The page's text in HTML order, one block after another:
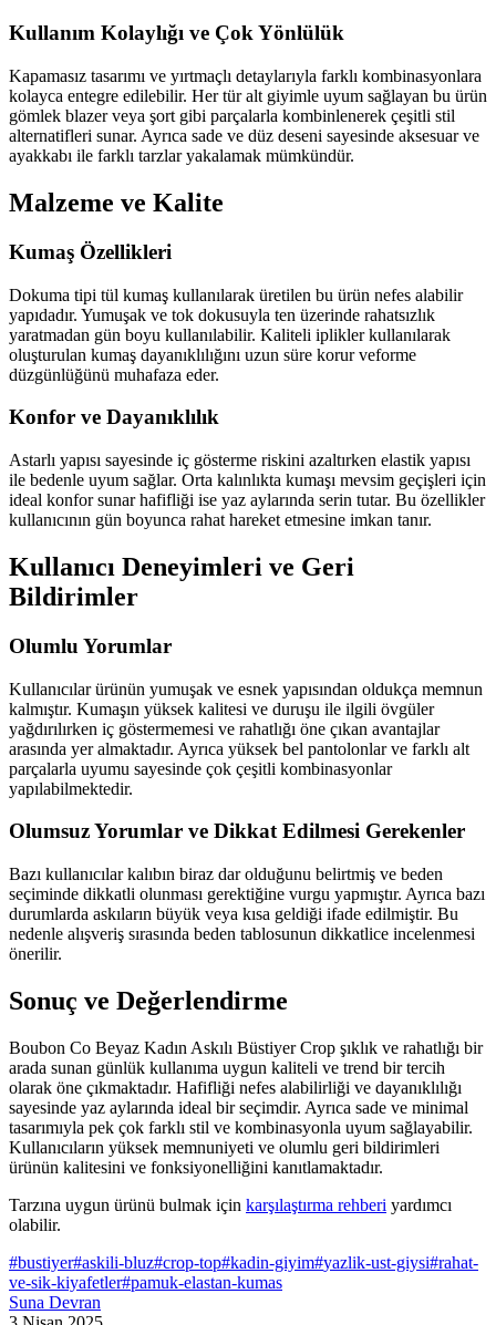
Kullanım Kolaylığı ve Çok Yönlülük
Kapamasız tasarımı ve yırtmaçlı detaylarıyla farklı kombinasyonlara
kolayca entegre edilebilir. Her tür alt giyimle uyum sağlayan bu ürün
gömlek blazer veya şort gibi parçalarla kombinlenerek çeşitli stil
alternatifleri sunar. Ayrıca sade ve düz deseni sayesinde aksesuar ve
ayakkabı ile farklı tarzlar yakalamak mümkündür.
Malzeme ve Kalite
Kumaş Özellikleri
Dokuma tipi tül kumaş kullanılarak üretilen bu ürün nefes alabilir
yapıdadır. Yumuşak ve tok dokusuyla ten üzerinde rahatsızlık
yaratmadan gün boyu kullanılabilir. Kaliteli iplikler kullanılarak
oluşturulan kumaş dayanıklılığını uzun süre korur veforme
düzgünlüğünü muhafaza eder.
Konfor ve Dayanıklılık
Astarlı yapısı sayesinde iç gösterme riskini azaltırken elastik yapısı
ile bedenle uyum sağlar. Orta kalınlıkta kumaşı mevsim geçişleri için
ideal konfor sunar hafifliği ise yaz aylarında serin tutar. Bu özellikler
kullanıcının gün boyunca rahat hareket etmesine imkan tanır.
Kullanıcı Deneyimleri ve Geri
Bildirimler
Olumlu Yorumlar
Kullanıcılar ürünün yumuşak ve esnek yapısından oldukça memnun
kalmıştır. Kumaşın yüksek kalitesi ve duruşu ile ilgili övgüler
yağdırılırken iç göstermemesi ve rahatlığı öne çıkan avantajlar
arasında yer almaktadır. Ayrıca yüksek bel pantolonlar ve farklı alt
parçalarla uyumu sayesinde çok çeşitli kombinasyonlar
yapılabilmektedir.
Olumsuz Yorumlar ve Dikkat Edilmesi Gerekenler
Bazı kullanıcılar kalıbın biraz dar olduğunu belirtmiş ve beden
seçiminde dikkatli olunması gerektiğine vurgu yapmıştır. Ayrıca bazı
durumlarda askıların büyük veya kısa geldiği ifade edilmiştir. Bu
nedenle alışveriş sırasında beden tablosunun dikkatlice incelenmesi
önerilir.
Sonuç ve Değerlendirme
Boubon Co Beyaz Kadın Askılı Büstiyer Crop şıklık ve rahatlığı bir
arada sunan günlük kullanıma uygun kaliteli ve trend bir tercih
olarak öne çıkmaktadır. Hafifliği nefes alabilirliği ve dayanıklılığı
sayesinde yaz aylarında ideal bir seçimdir. Ayrıca sade ve minimal
tasarımıyla pek çok farklı stil ve kombinasyonla uyum sağlayabilir.
Kullanıcıların yüksek memnuniyeti ve olumlu geri bildirimleri
ürünün kalitesini ve fonksiyonelliğini kanıtlamaktadır.
Tarzına uygun ürünü bulmak için karşılaştırma rehberi yardımcı
olabilir.
#bustiyer#askili-bluz#crop-top#kadin-giyim#yazlik-ust-giysi#rahat-
ve-sik-kiyafetler#pamuk-elastan-kumas
Suna Devran